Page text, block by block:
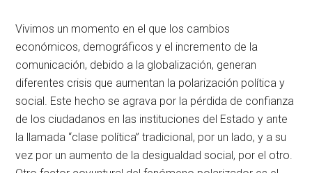
Vivimos un momento en el que los cambios
económicos, demográficos y el incremento de la
comunicación, debido a la globalización, generan
diferentes crisis que aumentan la polarización política y
social. Este hecho se agrava por la pérdida de confianza
de los ciudadanos en las instituciones del Estado y ante
la llamada “clase política” tradicional, por un lado, y a su
vez por un aumento de la desigualdad social, por el otro.